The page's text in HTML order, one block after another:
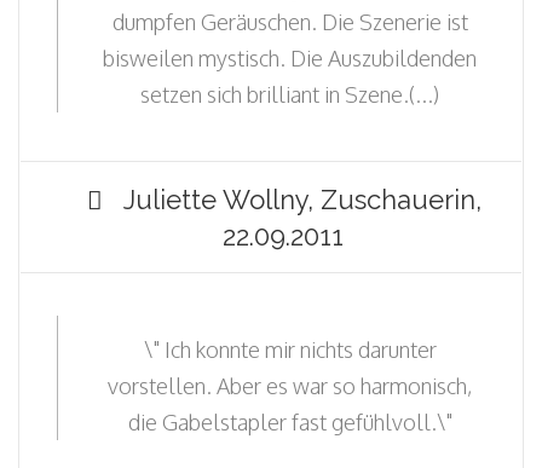
dumpfen Geräuschen. Die Szenerie ist
bisweilen mystisch. Die Auszubildenden
setzen sich brilliant in Szene.(...)
Juliette Wollny, Zuschauerin,
22.09.2011
\" Ich konnte mir nichts darunter
vorstellen. Aber es war so harmonisch,
die Gabelstapler fast gefühlvoll.\"